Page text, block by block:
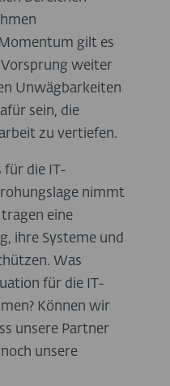
gilt es
weiter
Unwägbarkeiten
sein, die
zu vertiefen.
für die IT-
nimmt
eine
ihre Systeme und
Was
für die IT-
Können wir
unsere Partner
unsere